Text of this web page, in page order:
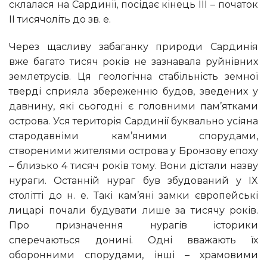
склалася на Сардинії, посідає кінець III – початок
II тисячоліть до зв. е.
Через щасливу забаганку природи Сардинія
вже багато тисяч років не зазнавала руйнівних
землетрусів. Ця геологічна стабільність земної
тверді сприяла збереженню будов, зведених у
давнину, які сьогодні є головними пам’ятками
острова. Уся територія Сардинії буквально усіяна
стародавніми кам’яними спорудами,
створеними жителями острова у Бронзову епоху
– близько 4 тисяч років тому. Вони дістали назву
нураги. Останній нураг був збудований у IX
столітті до н. е. Такі кам’яні замки європейські
лицарі почали будувати лише за тисячу років.
Про призначення нурагів історики
сперечаються донині. Одні вважають їх
оборонними спорудами, інші – храмовими